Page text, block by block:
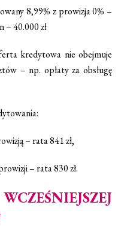
8,99% z prowizja 0% –
– 40.000 zł
kredytowa nie obejmuje
– np. opłaty za obsługę
– rata 841 zł,
– rata 830 zł.